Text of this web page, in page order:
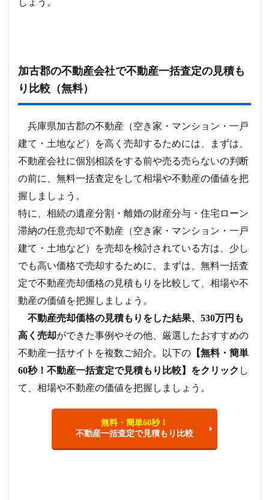
しょう。
加古郡の不動産会社で不動産一括査定の見積も
り比較（無料）
兵庫県加古郡の不動産（空き家・マンション・一戸
建て・土地など）を高く売却するためには、まずは、
不動産会社に個別相談をする前や売る売らないの判断
の前に、無料一括査定をして相場や不動産の価値を把
握しましょう。
特に、相続の遺産分割・離婚の財産分与・住宅ローン
滞納の任意売却で不動産（空き家・マンション・一戸
建て・土地など）を売却を検討されている方は、少し
でも高い価格で売却するために、まずは、無料一括査
定で不動産売却価格の見積もりを比較して、相場や不
動産の価値を把握しましょう。
不動産売却価格の見積もりをした結果、530万円も
高く売却ができた事例やその他、厳選したおすすめの
不動産一括サイトを複数ご紹介。以下の 【無料・簡単
60秒！不動産一括査定で見積もり比較】をクリック し
て、相場や不動産の価値を把握しましょう。
無料・簡単60秒！
不動産一括査定で見積もり比較